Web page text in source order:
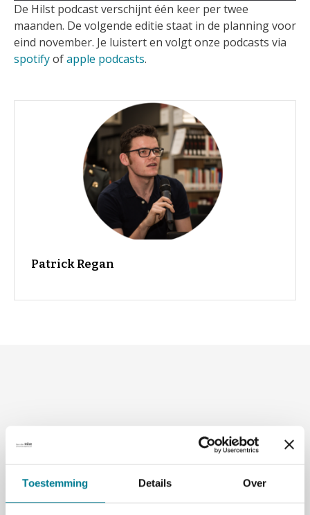
Toestemming Details Over
De Hilst podcast verschijnt één keer per twee
maanden. De volgende editie staat in de planning voor
eind november. Je luistert en volgt onze podcasts via
spotifyofapple podcasts.
Patrick Regan